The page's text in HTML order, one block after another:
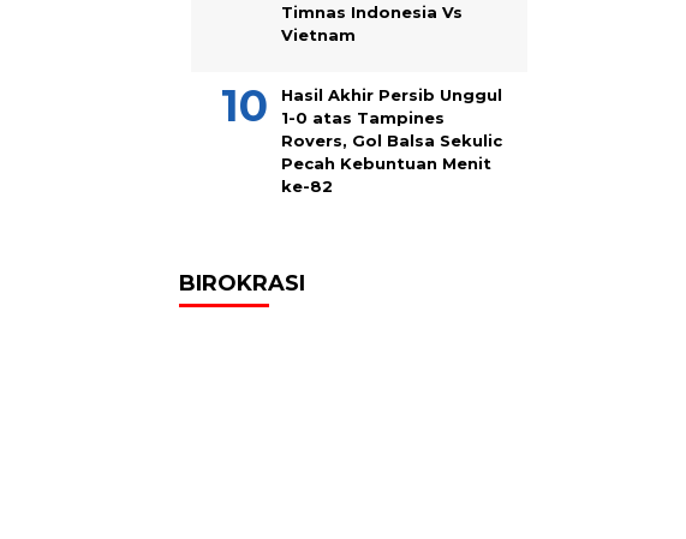
Timnas Indonesia Vs
Vietnam
Hasil Akhir Persib Unggul
1-0 atas Tampines
Rovers, Gol Balsa Sekulic
Pecah Kebuntuan Menit
ke-82
BIROKRASI